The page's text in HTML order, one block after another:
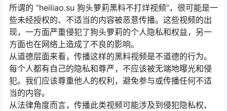
所谓的 “heiliao.su 狗头萝莉黑料不打烊视频”，很可能是一
些未经授权的、不适当的内容被恶意传播。这些视频的出
现，一方面严重侵犯了狗头萝莉的个人隐私和权益，另一
方面也在网络上造成了不良的影响。
从道德层面来看，传播这样的黑料视频是不道德的行为。
每个人都有自己的隐私和尊严，不应该被无端地曝光和侵
犯。我们应该尊重他人的权利，避免参与或传播任何不适
当的内容。
从法律角度而言，传播此类视频可能涉及到侵犯隐私权、